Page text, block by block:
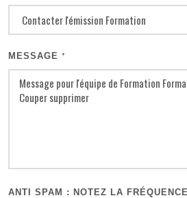
MESSAGE *
ANTI SPAM : NOTEZ LA